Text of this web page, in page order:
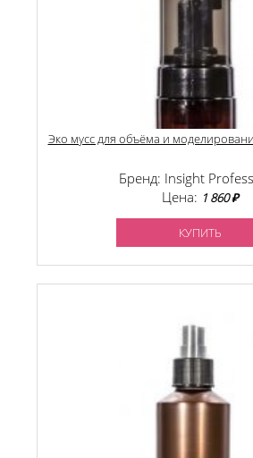
Эко мусс для объёма и
Бренд: Insight
Цена: 1 860 ₽
КУПИТЬ